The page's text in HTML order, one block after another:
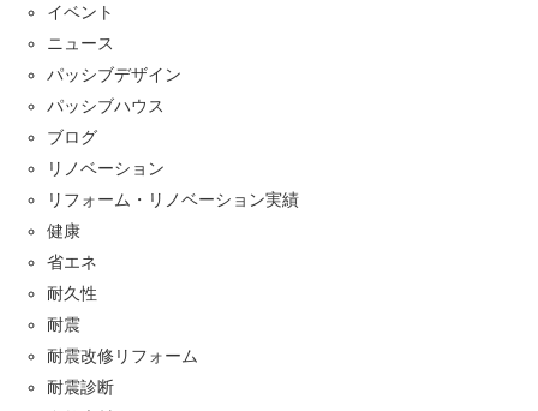
イベント
ニュース
パッシブデザイン
パッシブハウス
ブログ
リノベーション
リフォーム・リノベーション実績
健康
省エネ
耐久性
耐震
耐震改修リフォーム
耐震診断